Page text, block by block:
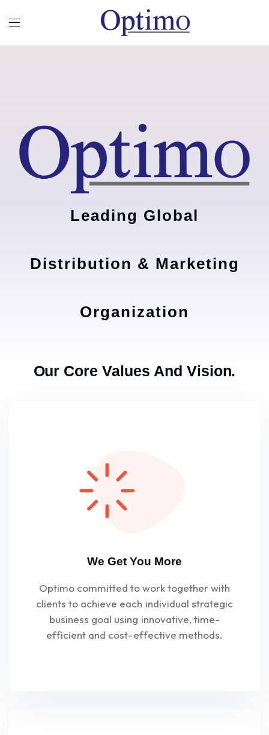
Leading Global
Distribution & Marketing
Organization
Our Core Values And Vision.
We Get You More
Optimo committed to work together with
clients to achieve each individual strategic
business goal using innovative, time-
efficient and cost-effective methods.